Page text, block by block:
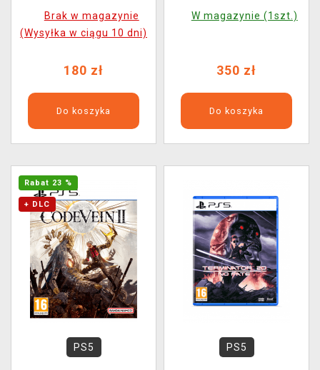
Brak w magazynie
(Wysyłka w ciągu 10 dni)
180 zł
Do koszyka
W magazynie (1szt.)
350 zł
Do koszyka
Rabat 23 %
+ DLC
PS5 PS5